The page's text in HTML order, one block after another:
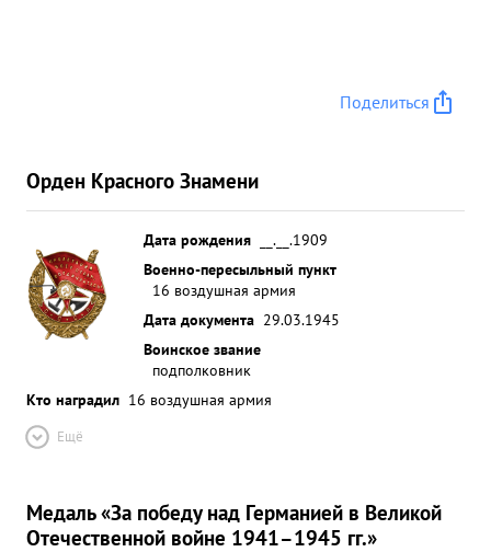
Поделиться
Орден Красного Знамени
Дата рождения
__.__.1909
Военно-пересыльный пункт
16 воздушная армия
Дата документа 29.03.1945
Воинское звание
подполковник
Кто наградил 16 воздушная армия
Ещё
Медаль «За победу над Германией в Великой
Отечественной войне 1941–1945 гг.»